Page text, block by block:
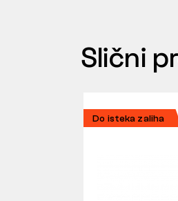
Slični
Do isteka zaliha